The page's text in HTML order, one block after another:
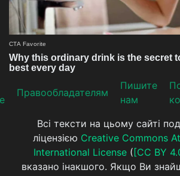
Прaвooблaдателям
Пишите
нам
Всі тексти на цьому сайті
ліцензією Creative Commons
International License( [CC BY
вказано інакшого. Якщо Ви